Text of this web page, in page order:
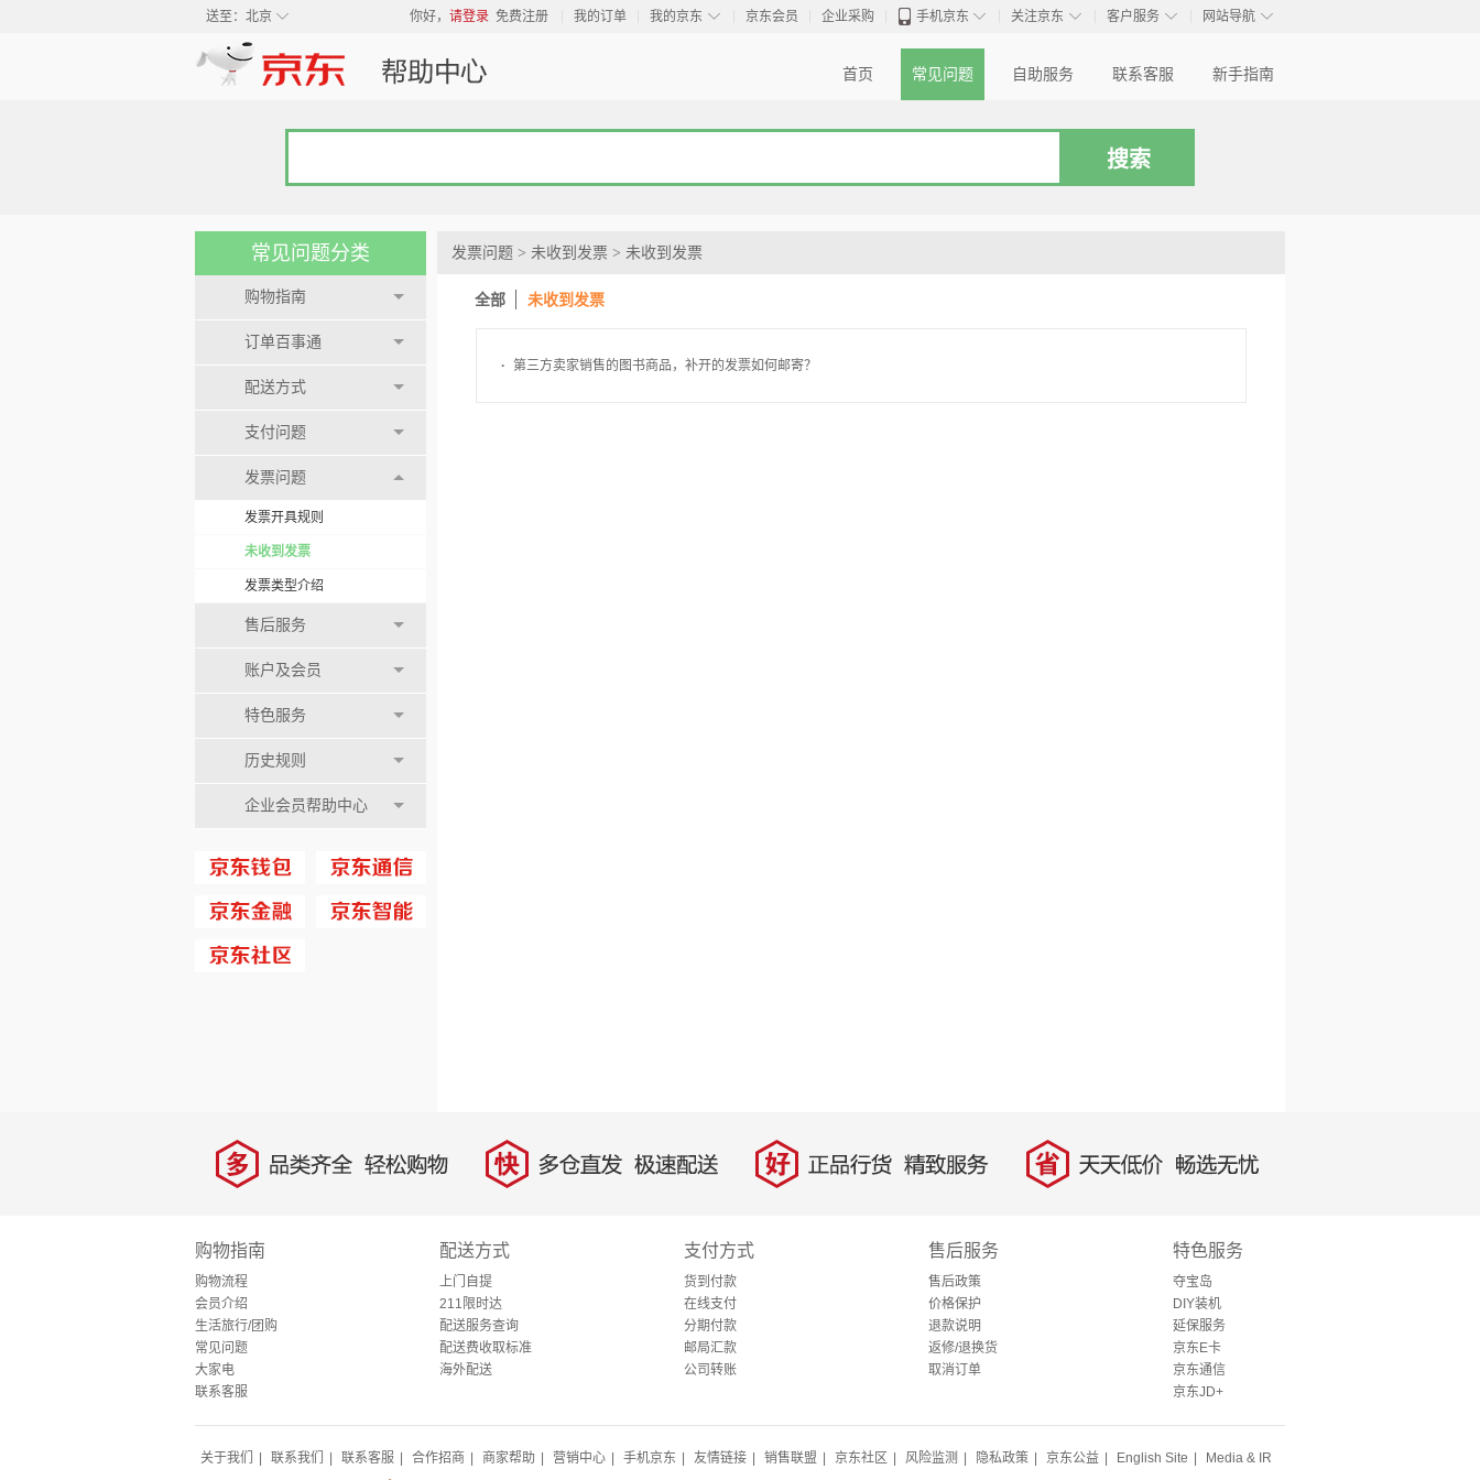
◇
送至： 北京 你好， 请登录 免费注册 我的订单 ◇
我的京东 京东会员 企业采购 ◇
手机京东 ◇
关注京东 ◇
客户服务 ◇
网站导航
首页 常见问题 自助服务 联系客服 新手指南
常见问题分类
购物指南
订单百事通
配送方式
支付问题
发票问题
发票开具规则
未收到发票
发票类型介绍
售后服务
账户及会员
特色服务
历史规则
企业会员帮助中心
发票问题 > 未收到发票 > 未收到发票
全部 未收到发票
· 第三方卖家销售的图书商品，补开的发票如何邮寄？
多 品类齐全，轻松购物 快 多仓直发，极速配送 好 正品行货，精致服务 省 天天低价，畅选无忧
购物指南
购物流程
会员介绍
生活旅行/团购
常见问题
大家电
联系客服
配送方式
上门自提
211限时达
配送服务查询
配送费收取标准
海外配送
支付方式
货到付款
在线支付
分期付款
邮局汇款
公司转账
售后服务
售后政策
价格保护
退款说明
返修/退换货
取消订单
特色服务
夺宝岛
DIY装机
延保服务
京东E卡
京东通信
京东JD+
关于我们 联系我们 联系客服 合作招商 商家帮助 营销中心 手机京东 友情链接 销售联盟 京东社区 风险监测 隐私政策 京东公益 English Site Media & IR